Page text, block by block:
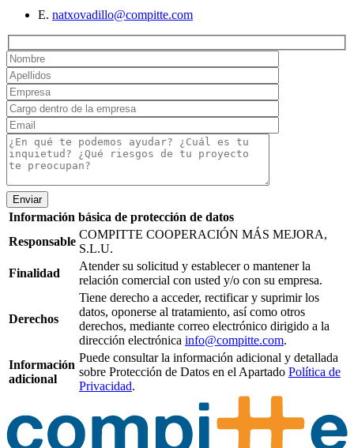
E. natxovadillo@compitte.com
Enviar
Información básica de protección de datos
Responsable
COMPITTE COOPERACIÓN MÁS MEJORA,
S.L.U.
Finalidad
Atender su solicitud y establecer o mantener la
relación comercial con usted y/o con su empresa.
Derechos
Tiene derecho a acceder, rectificar y suprimir los
datos, oponerse al tratamiento, así como otros
derechos, mediante correo electrónico dirigido a la
dirección electrónica info@compitte.com.
Información
adicional
Puede consultar la información adicional y detallada
sobre Protección de Datos en el Apartado Política de
Privacidad.